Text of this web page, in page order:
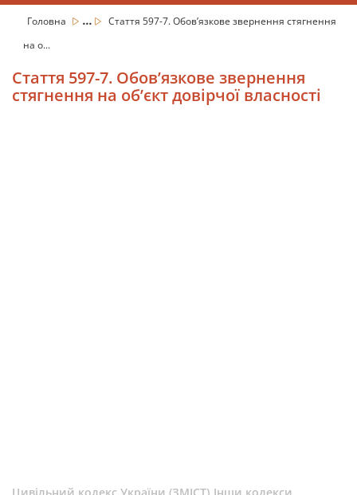
Головна ...
Стаття 597-7. Обов’язкове звернення стягнення
на о...
Стаття 597-7. Обов’язкове звернення
стягнення на об’єкт довірчої власності